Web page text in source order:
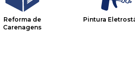
Reforma de
Carenagens
Pintura